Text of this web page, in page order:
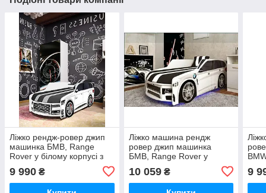
Ліжко рендж-ровер джип
машинка БМВ, Range
Rover у білому корпусі з
машинка підліток
9 990 ₴
Ліжко машина рендж
ровер джип машинка
БМВ, Range Rover у
білому корпусі з матрацом
дитяча машинка підліток
10 059₴ 9